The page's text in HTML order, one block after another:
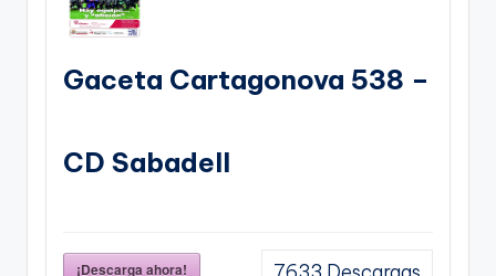
Gaceta Cartagonova 538 –
CD Sabadell
¡Descarga ahora!